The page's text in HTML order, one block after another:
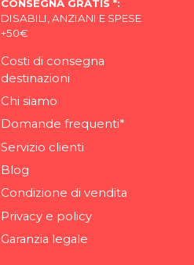
CONSEGNA GRATIS *:
DISABILI, ANZIANI E SPESE
+50€
Costi di consegna
destinazioni
Chi siamo
Domande frequenti*
Servizio clienti
Blog
Condizione di vendita
Privacy e policy
Garanzia legale